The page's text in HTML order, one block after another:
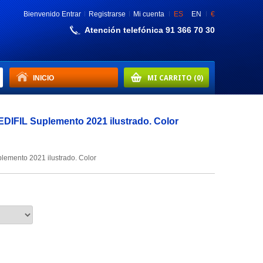
€
ES EN
BienvenidoEntrar Registrarse Mi cuenta
Atención telefónica 91 366 70 30
MI CARRITO (0)
INICIO
Suplemento 2021 ilustrado. Color
2021 ilustrado. Color